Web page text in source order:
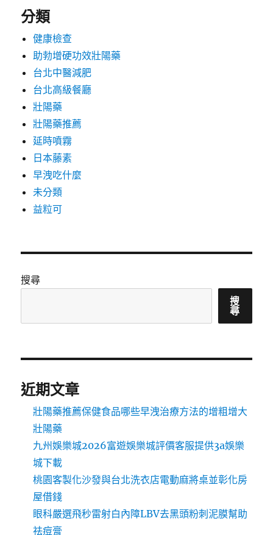
分類
健康檢查
助勃增硬功效壯陽藥
台北中醫減肥
台北高級餐廳
壯陽藥
壯陽藥推薦
延時噴霧
日本藤素
早洩吃什麼
未分類
益粒可
搜尋
搜
尋
近期文章
壯陽藥推薦保健食品哪些早洩治療方法的增粗增大
壯陽藥
九州娛樂城2026富遊娛樂城評價客服提供3a娛樂
城下載
桃園客製化沙發與台北洗衣店電動麻將桌並彰化房
屋借錢
眼科嚴選飛秒雷射白內障LBV去黑頭粉刺泥膜幫助
祛痘膏